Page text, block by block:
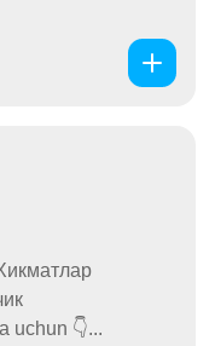
uchun 👇...